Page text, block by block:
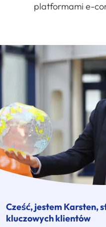
platformami e-
Cześć, jestem Karsten,
kluczowych klientów